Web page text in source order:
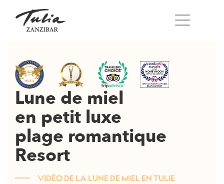
content
Lune de miel
en petit luxe
plage romantique
Resort
VIDÉO DE LA LUNE DE MIEL EN TULIE